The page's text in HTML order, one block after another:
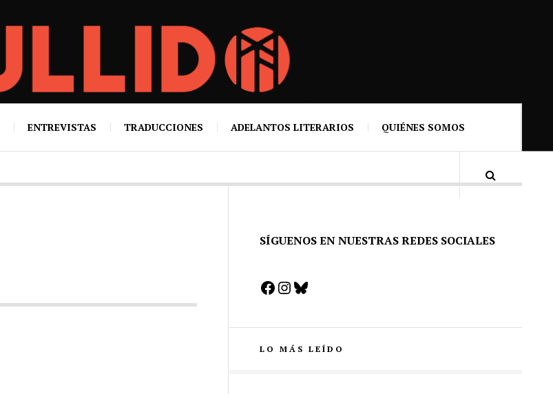
ENTREVISTAS TRADUCCIONES ADELANTOS LITERARIOS QUIÉNES SOMOS
SÍGUENOS EN NUESTRAS REDES SOCIALES
Facebook
Instagram
Bluesky
LO MÁS LEÍDO